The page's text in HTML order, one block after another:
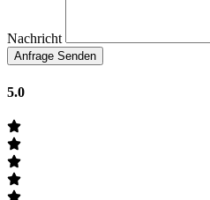
Nachricht
Anfrage Senden
5.0